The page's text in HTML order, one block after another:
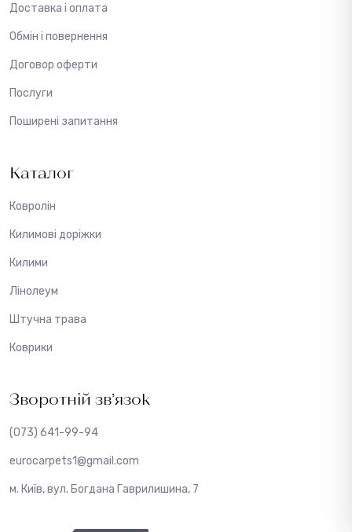
Доставка і оплата
Обмін і повернення
Договор оферти
Послуги
Поширені запитання
Каталог
Ковролін
Килимові доріжки
Килими
Лінолеум
Штучна трава
Коврики
Зворотній зв’язок
(073) 641-99-94
eurocarpets1@gmail.com
м. Київ, вул. Богдана Гаврилишина, 7